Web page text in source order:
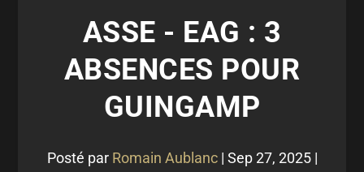
ASSE - EAG : 3
ABSENCES POUR
GUINGAMP
Posté par Romain Aublanc| Sep 27, 2025|